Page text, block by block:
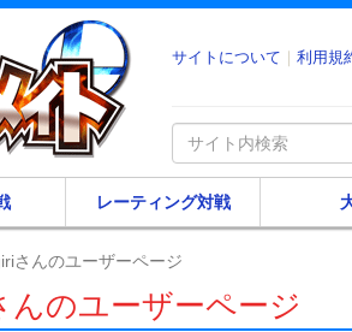
サイトについて 利用規
レーティング対戦
さんのユーザーページ
んのユーザーページ